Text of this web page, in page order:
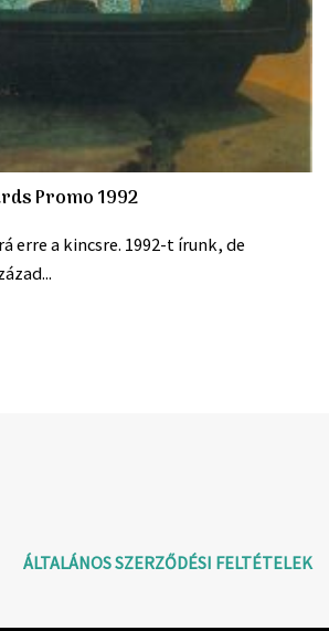
Promo 1992
erre a kincsre. 1992-t írunk, de
ÁLTALÁNOS SZERZŐDÉSI FELTÉTELEK